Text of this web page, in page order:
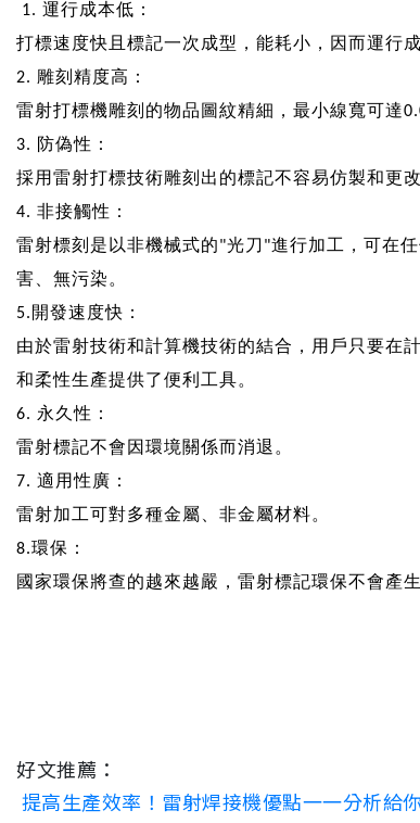
1. 運行成本低：
打標速度快且標記一次成型，能耗小，因而運行成
2. 雕刻精度高：
雷射打標機雕刻的物品圖紋精細，最小線寬可達
3.
防偽性：
採用雷射打標技術雕刻出的標記不容易仿製和更
4. 非接觸性：
雷射標刻是以非機械式的"光刀"進行加工，可在
害、無污染。
5. 開發速度快：
由於雷射技術和計算機技術的結合，用戶只要在
和柔性生產提供了便利工具。
6. 永久性：
雷射標記不會因環境關係而消退。
7. 適用性廣：
雷射加工可對多種金屬、非金屬材料。
8.環保：
國家環保將查的越來越嚴，雷射標記環保不會產
好文推薦：
提高生產效率！雷射焊接機優點一一分析給